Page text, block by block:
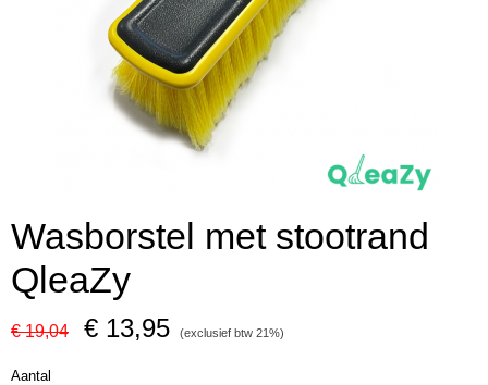
Wasborstel met stootrand
QleaZy
€ 19,04 € 13,95 (exclusief btw 21%)
Aantal